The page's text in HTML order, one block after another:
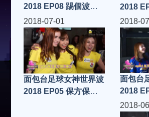
2018 EP08 踢個波落
火坑 FIFA19
2018
隻
2018-07-01
面包台足球女神世界波
2018 EP05 保方保方
2018-
面包台
2018
以波控
2018-